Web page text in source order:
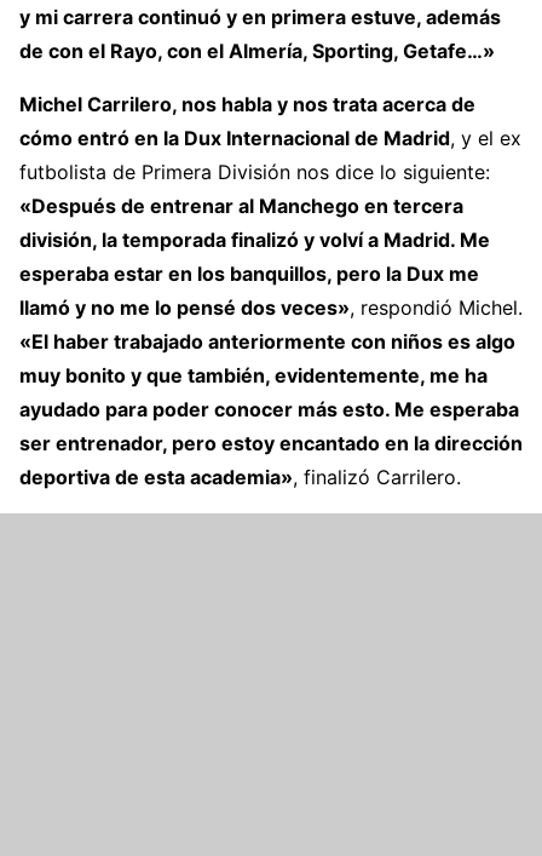
y mi carrera continuó y en primera estuve, además
de con el Rayo, con el Almería, Sporting, Getafe…»
Michel Carrilero, nos habla y nos trata acerca de
cómo entró en la Dux Internacional de Madrid, y el ex
futbolista de Primera División nos dice lo siguiente:
«Después de entrenar al Manchego en tercera
división, la temporada finalizó y volví a Madrid. Me
esperaba estar en los banquillos, pero la Dux me
llamó y no me lo pensé dos veces», respondió Michel.
«El haber trabajado anteriormente con niños es algo
muy bonito y que también, evidentemente, me ha
ayudado para poder conocer más esto. Me esperaba
ser entrenador, pero estoy encantado en la dirección
deportiva de esta academia», finalizó Carrilero.